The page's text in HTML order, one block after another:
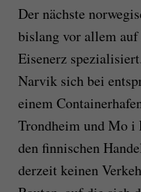
Der nächste
bislang vor allem
Eisenerz
Narvik sich bei
einem
Trondheim und Mo i
den finnischen
derzeit keinen